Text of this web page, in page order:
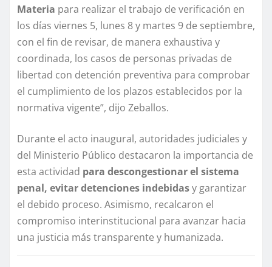
Materia para realizar el trabajo de verificación en
los días viernes 5, lunes 8 y martes 9 de septiembre,
con el fin de revisar, de manera exhaustiva y
coordinada, los casos de personas privadas de
libertad con detención preventiva para comprobar
el cumplimiento de los plazos establecidos por la
normativa vigente”, dijo Zeballos.
Durante el acto inaugural, autoridades judiciales y
del Ministerio Público destacaron la importancia de
esta actividad para descongestionar el sistema
penal, evitar detenciones indebidasy garantizar
el debido proceso. Asimismo, recalcaron el
compromiso interinstitucional para avanzar hacia
una justicia más transparente y humanizada.